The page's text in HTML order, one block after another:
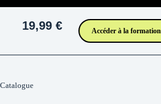
19,99 € Accéder à la formation
Catalogue